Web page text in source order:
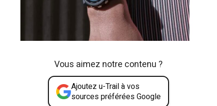
Vous aimez notre contenu ?
Ajoutez u-Trail à vos
sources préférées Google